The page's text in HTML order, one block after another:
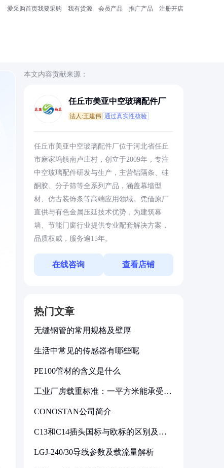
爱采购首页我要采购 我有货源 会员产品 推广产品 注册开店
本文内容贡献来源：
任丘市美亚中空玻璃配件厂
法人:王建伟 通过真实性核验
任丘市美亚中空玻璃配件厂位于河北省任丘
市麻家坞镇南卢庄村，创立于2009年，专注
中空玻璃配件研发与生产，主营铝隔条、硅
酮胶、分子筛等全系列产品，涵盖幕墙型
材、仿古装饰条等高端应用领域。凭借原厂
直供与有色金属压延技术优势，为建筑幕
墙、节能门窗行业提供专业配套解决方案，
品质权威，服务逾15年。
在线咨询 查看店铺
热门文章
无缝钢管的常用规格及壁厚
生活中常见的传感器有哪些呢
PE100管材的含义是什么
工业厂房载重标准：一平方米能承受多
CONOSTAN公司简介
C13和C14插头国标与欧标的区别及其
LGJ-240/30导线参数及载流量解析